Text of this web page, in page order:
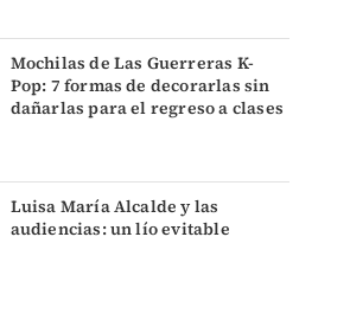
Mochilas de Las Guerreras K-
Pop: 7 formas de decorarlas sin
dañarlas para el regreso a clases
Luisa María Alcalde y las
audiencias: un lío evitable